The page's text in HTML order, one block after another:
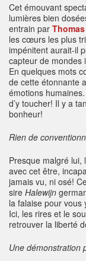
Cet émouvant
lumières bien
entrain par
les cœurs les plus
impénitent aurait-il
capteur de mondes
En quelques mots
de cette étonnante
émotions
d’y toucher! Il y a
bonheur!
Rien de
Presque malgré lui,
avec cet être,
jamais vu, ni osé!
sire Halewijn
la falaise pour vous
Ici, les rires et le
retrouver la liberté
Une démonstration